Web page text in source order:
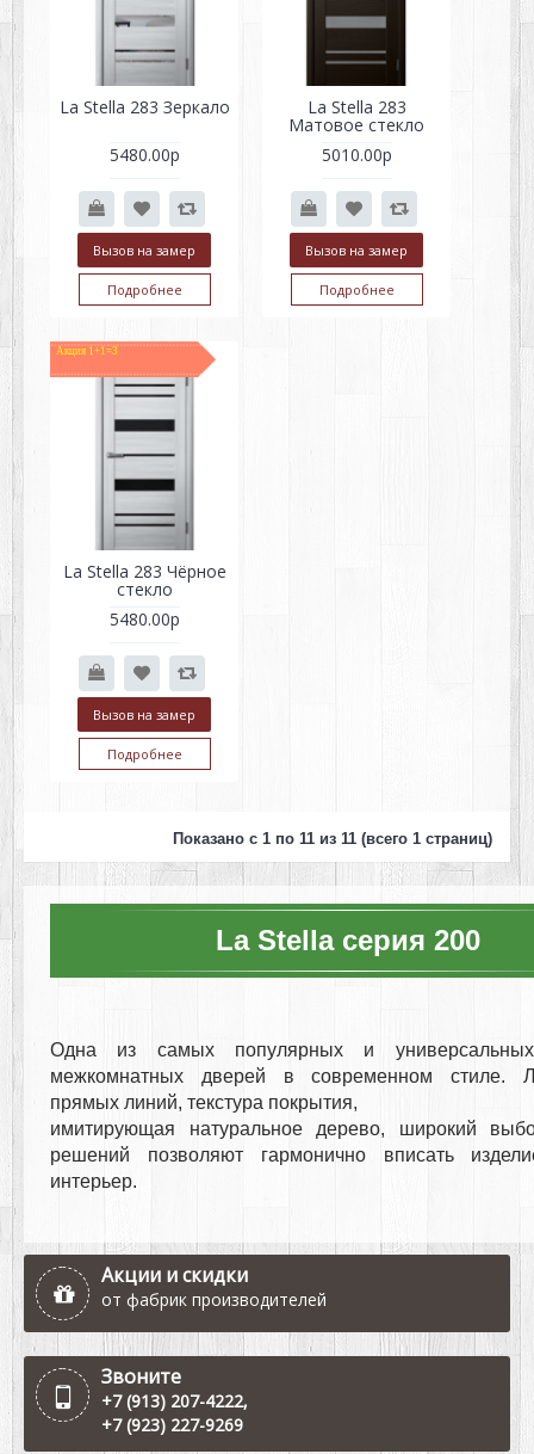
La Stella 283 Зеркало
5480.00р
Вызов на замер
Подробнее
La Stella 283
Матовое стекло
5010.00р
Вызов на замер
Подробнее
Акция 1+1=3
La Stella 283 Чёрное
стекло
5480.00р
Вызов на замер
Подробнее
Показано с 1 по 11 из 11 (всего 1 страниц)
La Stella серия 200
Одна из самых популярных и универсальных
межкомнатных дверей в современном стиле.
прямых линий, текстура покрытия,
имитирующая натуральное дерево, широкий
решений позволяют гармонично вписать
интерьер.
Акции и скидки
от фабрик производителей
Звоните
+7 (913) 207-4222,
+7 (923) 227-9269